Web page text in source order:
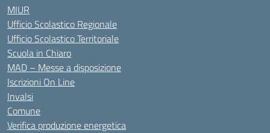
MIUR
Ufficio Scolastico Regionale
Ufficio Scolastico Territoriale
Scuola in Chiaro
MAD – Messe a disposizione
Iscrizioni On Line
Invalsi
Comune
Verifica produzione energetica